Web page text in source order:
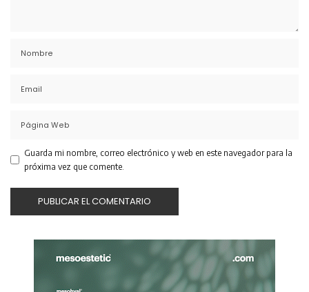
Guarda mi nombre, correo electrónico y web en este navegador para la
próxima vez que comente.